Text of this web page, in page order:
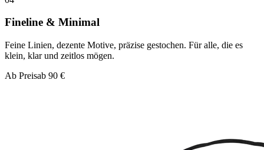
Fineline & Minimal
Feine Linien, dezente Motive, präzise gestochen. Für alle, die es
klein, klar und zeitlos mögen.
Ab Preisab 90 €